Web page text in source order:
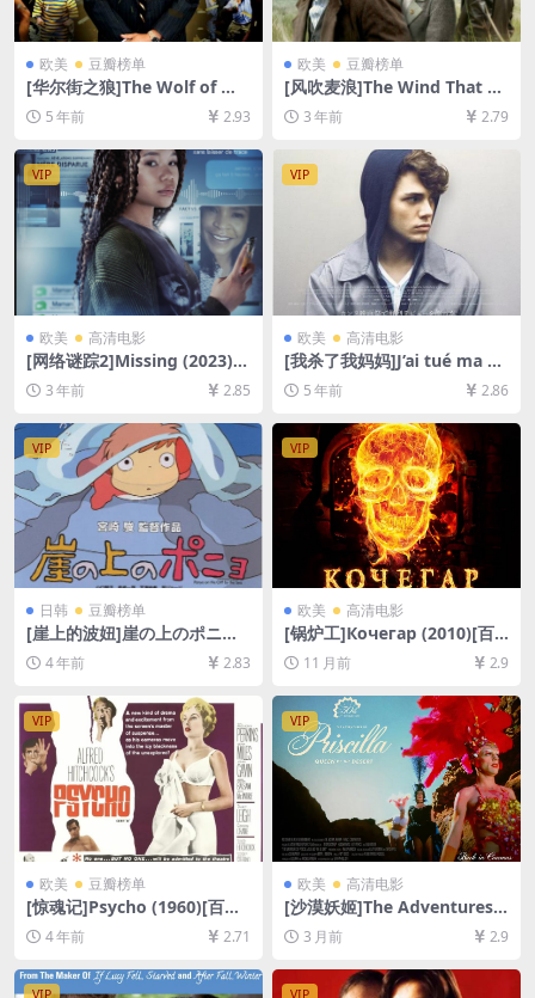
欧美 豆瓣榜单
[华尔街之狼]The Wolf of Wa
ll Street (2013)[百度网盘+夸
克网盘+迅雷云盘资源1080P
超清未删减][MP4/9.2GB][中
英字幕]【视频文件+防和谐压
缩包（含解压密码）】
5 年前 2.93
欧美 豆瓣榜单
[风吹麦浪]The Wind That Sh
akes the Barley (2006)[百度
网盘+夸克网盘1080P超清未
删减资源][网盘在线播放/下
载][MP4/8GB][中英字幕]
3 年前 2.79
VIP
欧美 高清电影
[网络谜踪2]Missing (2023)
[百度网盘+迅雷云盘资源1080
P超清未删减][MP4/6GB][中
3 年前 2.85
VIP
欧美 高清电影
[我杀了我妈妈]J’ai tué ma m
ère (2009)[百度网盘+迅雷云
盘资源1080P超清未删减][MP
5 年前 2.86
VIP
日韩 豆瓣榜单
[崖上的波妞]崖の上のポニョ
(2008)[百度网盘+迅雷云盘资
源1080P超清未删减][MP4/5.
3GB][日语中字]
4 年前 2.83
VIP
欧美 高清电影
[锅炉工]Кочегар (2010)[百
度网盘+夸克网盘1080P超清
未删减资源][网盘在线播放/下
载][MP4/5.5GB][中文字幕]
11 月前 2.9
VIP
欧美 豆瓣榜单
[惊魂记]Psycho (1960)[百度
网盘+迅雷云盘资源1080P超
清未删减][MP4/7GB][中英字
幕]
4 年前 2.71
VIP
欧美 高清电影
[沙漠妖姬]The Adventures o
f Priscilla, Queen of the De
sert (1994)[百度网盘+夸克网
盘1080P超清未删减资源][网
盘在线播放/下载][MP4/6.6G
3 月前 2.9
VIP VIP